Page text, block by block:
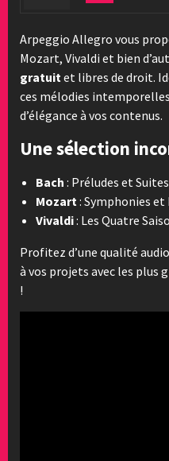
Arpeggio Allegro vous
Mozart, Vivaldi et bien
gratuitet libres de droit.
ces mélodies
d’élégance à vos contenus.
Une sélection
Bach : Préludes et
Mozart: Symphonies et
Vivaldi: Les Quatre
Profitez d’une qualité
à vos projets avec les plus
!